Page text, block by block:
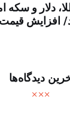
دلار و سکه
دیدگاه‌ها